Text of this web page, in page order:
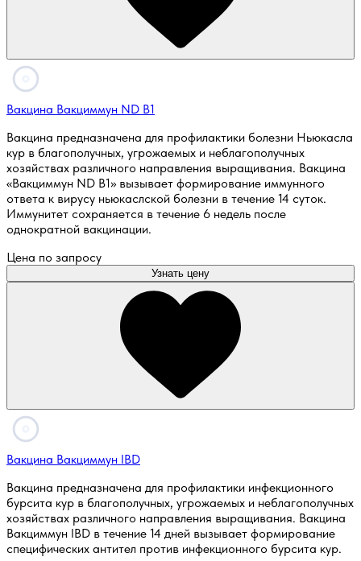
Вакцина Вакциммун ND B1
Вакцина предназначена для профилактики болезни Ньюкасла
кур в благополучных, угрожаемых и неблагополучных
хозяйствах различного направления выращивания. Вакцина
«Вакциммун ND B1» вызывает формирование иммунного
ответа к вирусу ньюкаслской болезни в течение 14 суток.
Иммунитет сохраняется в течение 6 недель после
однократной вакцинации.
Цена по запросу
Узнать цену
Вакцина Вакциммун IBD
Вакцина предназначена для профилактики инфекционного
бурсита кур в благополучных, угрожаемых и неблагополучных
хозяйствах различного направления выращивания. Вакцина
Вакциммун IBD в течение 14 дней вызывает формирование
специфических антител против инфекционного бурсита кур.